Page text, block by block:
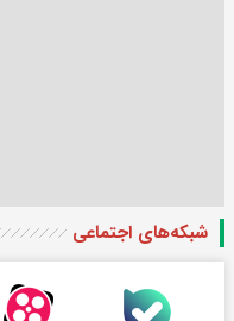
شبکه‌های اجتماعی